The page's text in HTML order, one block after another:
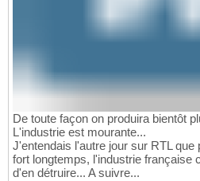
De toute façon on produira bientôt
L'industrie est mourante...
J'entendais l'autre jour sur RTL que
fort longtemps, l'industrie française
d'en détruire... A suivre...